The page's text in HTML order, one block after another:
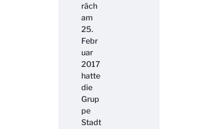
räch
am
25.
Febr
uar
2017
hatte
die
Grup
pe
Stadt